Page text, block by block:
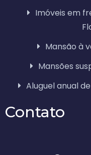
Imóveis em
Mansão à
Mansões
Aluguel anual
Contato